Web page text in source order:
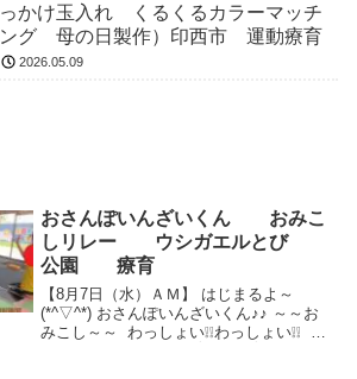
っかけ玉入れ くるくるカラーマッチ
ング 母の日製作）印西市 運動療育
2026.05.09
おさんぽいんざいくん おみこ
しリレー ウシガエルとび
公園 療育
【8月7日（水）ＡＭ】 はじまるよ～
(*^▽^*) おさんぽいんざいくん♪♪ ～～お
みこし～～ わっしょい❕❕わっしょい❕❕ か